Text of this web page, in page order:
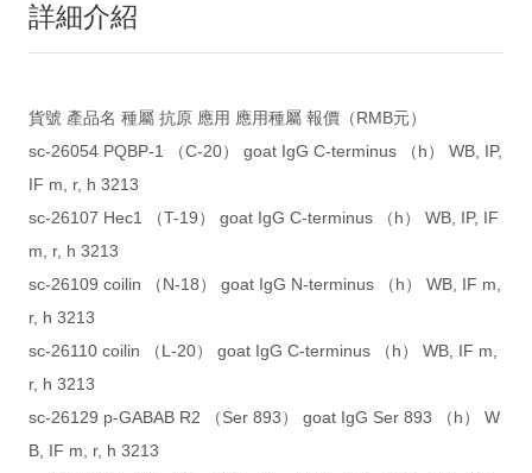
詳細介紹
貨號 產品名 種屬 抗原 應用 應用種屬 報價（RMB元）
sc-26054 PQBP-1 （C-20） goat IgG C-terminus （h） WB, IP,
IF m, r, h 3213
sc-26107 Hec1 （T-19） goat IgG C-terminus （h） WB, IP, IF
m, r, h 3213
sc-26109 coilin （N-18） goat IgG N-terminus （h） WB, IF m,
r, h 3213
sc-26110 coilin （L-20） goat IgG C-terminus （h） WB, IF m,
r, h 3213
sc-26129 p-GABAB R2 （Ser 893） goat IgG Ser 893 （h） W
B, IF m, r, h 3213